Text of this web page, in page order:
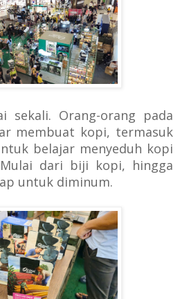
sekali. Orang-orang pada
membuat kopi, termasuk
belajar menyeduh kopi
Mulai dari biji kopi, hingga
untuk diminum.